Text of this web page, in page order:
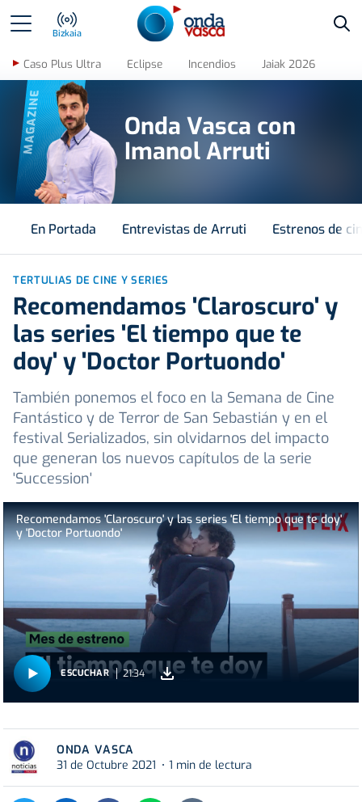
Bizkaia
Caso Plus Ultra Eclipse Incendios Jaiak 2026
MAGAZINE
Onda Vasca con
Imanol Arruti
En Portada Entrevistas de Arruti Estrenos de
TERTULIAS DE CINE Y SERIES
Recomendamos 'Claroscuro' y
las series 'El tiempo que te
doy' y 'Doctor Portuondo'
También ponemos el foco en la Semana de Cine
Fantástico y de Terror de San Sebastián y en el
festival Serializados, sin olvidarnos del impacto
que generan los nuevos capítulos de la serie
'Succession'
Recomendamos 'Claroscuro' y las series 'El tiempo que te doy'
y 'Doctor Portuondo'
ESCUCHAR 21:34
ONDA VASCA
31 de Octubre 2021
1 min de lectura